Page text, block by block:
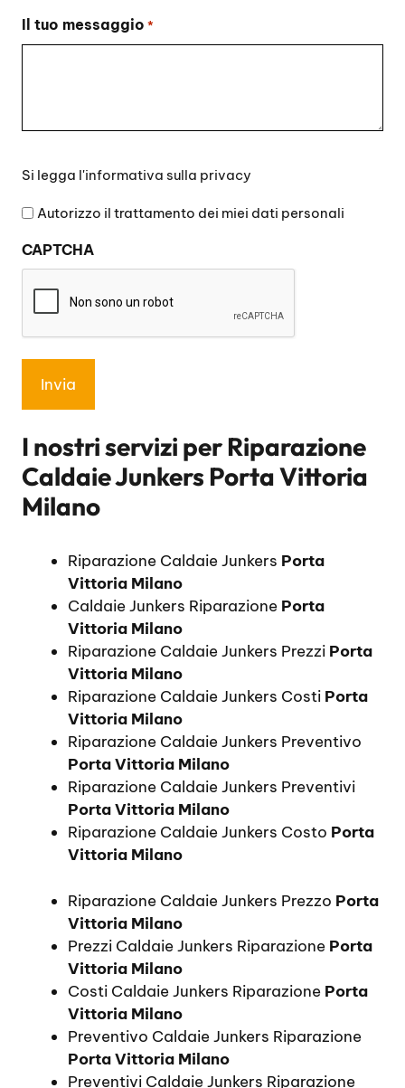
Il tuo messaggio *
legga
l'informativa
privacy
Si legga l'informativa sulla privacy
Autorizzo il trattamento dei miei dati personali
CAPTCHA
I nostri servizi perRiparazione
Caldaie Junkers Porta Vittoria
Milano
Riparazione Caldaie Junkers Porta
Vittoria Milano
Caldaie Junkers Riparazione Porta
Vittoria Milano
Riparazione Caldaie Junkers Prezzi Porta
Vittoria Milano
Riparazione Caldaie Junkers Costi Porta
Vittoria Milano
Riparazione Caldaie Junkers Preventivo
Porta Vittoria Milano
Riparazione Caldaie Junkers Preventivi
Porta Vittoria Milano
Riparazione Caldaie Junkers Costo Porta
Vittoria Milano
Riparazione Caldaie Junkers Prezzo Porta
Vittoria Milano
Prezzi Caldaie Junkers Riparazione Porta
Vittoria Milano
Costi Caldaie Junkers Riparazione Porta
Vittoria Milano
Preventivo Caldaie Junkers Riparazione
Porta Vittoria Milano
Preventivi Caldaie Junkers Riparazione